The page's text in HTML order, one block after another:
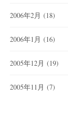
2006年2月 (18)
2006年1月 (16)
2005年12月 (19)
2005年11月 (7)